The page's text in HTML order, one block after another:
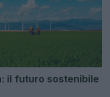
il futuro sostenibile